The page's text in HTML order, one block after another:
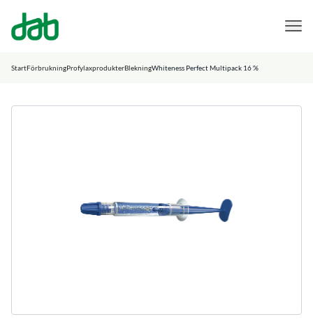
DAB Dental
StartFörbrukningProfylaxprodukterBlekningWhiteness Perfect Multipack 16 %